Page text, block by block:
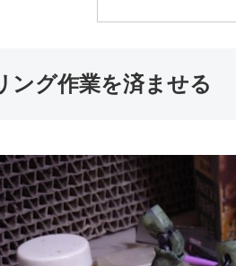
ング作業を済ませる